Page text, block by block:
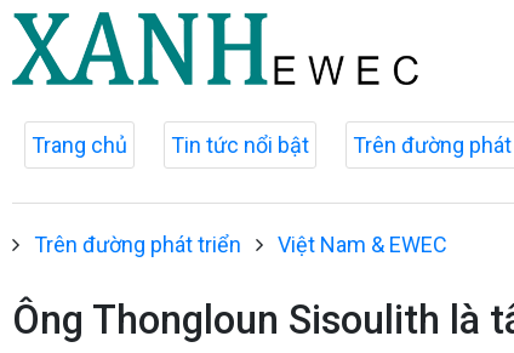
Trang chủ Tin tức nổi bật Trên đường
Trên đường phát triển Việt Nam & EWEC
Ông Thongloun Sisoulith là